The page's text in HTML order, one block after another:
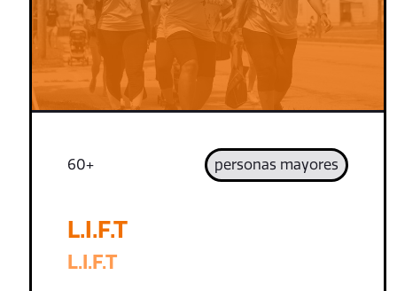
60+ personas mayores
L.I.F.T
L.I.F.T